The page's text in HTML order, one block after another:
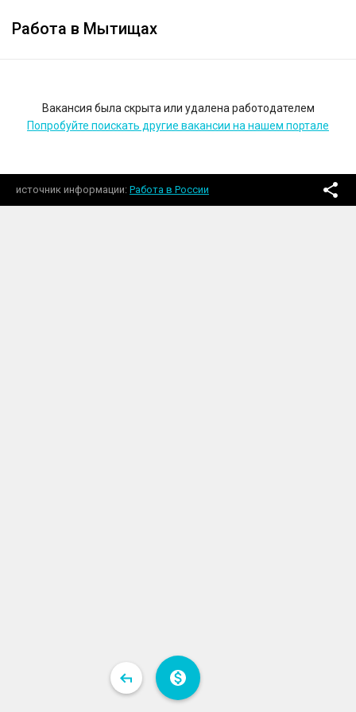
Работа в Мытищах
Вакансия была скрыта или удалена работодателем
Попробуйте поискать другие вакансии на нашем портале
источник информации Работа в России